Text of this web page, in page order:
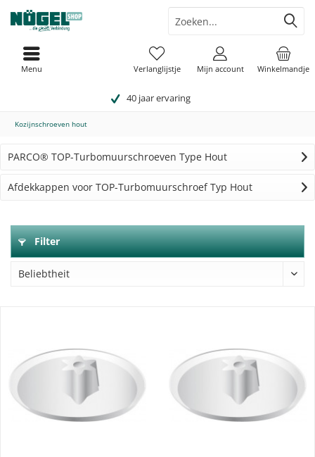
40 jaar ervaring
Winkelmandje
Verlanglijstje Mijn account
Menu
Kozijnschroeven hout
PARCO® TOP-Turbomuurschroeven Type Hout
Afdekkappen voor TOP-Turbomuurschroef Typ Hout
Filter